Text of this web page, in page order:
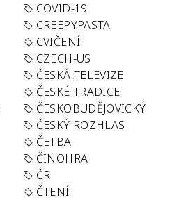
COVID-19
CREEPYPASTA
CVIČENÍ
CZECH-US
ČESKÁ TELEVIZE
ČESKÉ TRADICE
ČESKOBUDĚJOVICKÝ
ČESKÝ ROZHLAS
ČETBA
ČINOHRA
ČR
ČTENÍ